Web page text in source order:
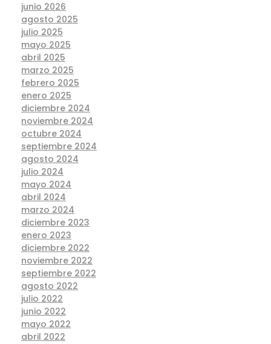
junio 2026
agosto 2025
julio 2025
mayo 2025
abril 2025
marzo 2025
febrero 2025
enero 2025
diciembre 2024
noviembre 2024
octubre 2024
septiembre 2024
agosto 2024
julio 2024
mayo 2024
abril 2024
marzo 2024
diciembre 2023
enero 2023
diciembre 2022
noviembre 2022
septiembre 2022
agosto 2022
julio 2022
junio 2022
mayo 2022
abril 2022